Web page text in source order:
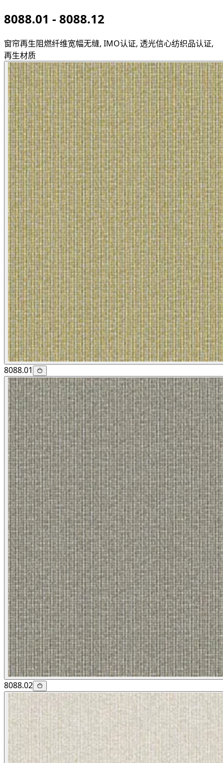
8088.01 - 8088.12
窗帘再生阻燃纤维宽幅无缝, IMO认证, 透光信心纺织品认证,
再生材质
8088.01
8088.02